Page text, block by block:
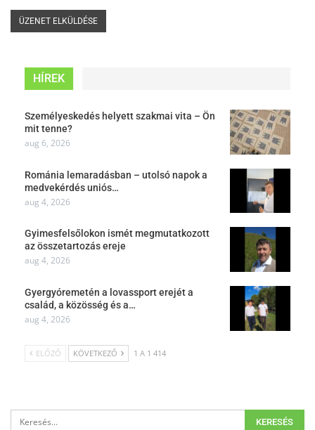
HÍREK
Személyeskedés helyett szakmai vita – Ön
mit tenne?
aug 6, 2026
Románia lemaradásban – utolsó napok a
medvekérdés uniós…
aug 4, 2026
Gyimesfelsőlokon ismét megmutatkozott
az összetartozás ereje
aug 4, 2026
Gyergyóremetén a lovassport erejét a
család, a közösség és a…
aug 4, 2026
ELŐZŐ KÖVETKEZŐ 1 A 1 414